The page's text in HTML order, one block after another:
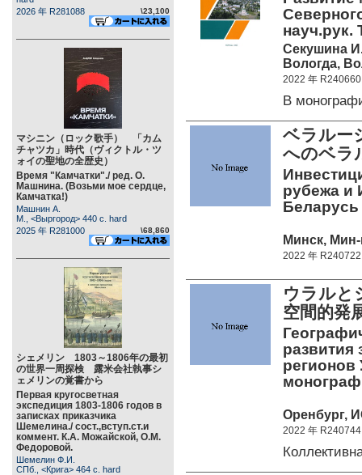
2026 年 R281088
\23,100
マシニン（ロック歌手） 「カム
チャツカ」時代（ヴィクトル・ツ
ォイの聖地の全歴史）
Время "Камчатки"./ ред. О.
Машнина. (Возьми мое сердце,
Камчатка!)
Машнин А.
М., <Выргород> 440 c. hard
2025 年 R281000
\68,860
シェメリン 1803～1806年の最初
の世界一周探検 露米会社執事シ
ェメリンの覚書から
Первая кругосветная
экспедиция 1803-1806 годов в
записках приказчика
Шемелина./ сост.,вступ.ст.и
коммент. К.А. Можайской, О.М.
Федоровой.
Шемелин Ф.И.
СПб., <Крига> 464 c. hard
науч.рук.
Секушина
Вологда,
2022 年 R240660
В
ベラルー
へのベラ
рубежа и
Беларусь
Минск, Мин-
2022 年 R240722
ウラルと
空間的発
развития
регионов
Оренбург,
2022 年 R240744